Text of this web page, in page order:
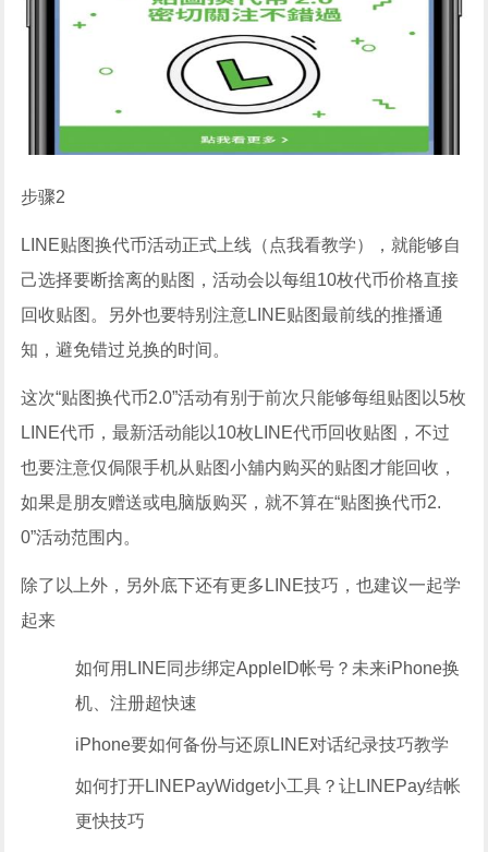
步骤2
LINE贴图换代币活动正式上线（点我看教学），就能够自
己选择要断捨离的贴图，活动会以每组10枚代币价格直接
回收贴图。另外也要特别注意LINE贴图最前线的推播通
知，避免错过兑换的时间。
这次“贴图换代币2.0”活动有别于前次只能够每组贴图以5枚
LINE代币，最新活动能以10枚LINE代币回收贴图，不过
也要注意仅侷限手机从贴图小舖内购买的贴图才能回收，
如果是朋友赠送或电脑版购买，就不算在“贴图换代币2.
0”活动范围内。
除了以上外，另外底下还有更多LINE技巧，也建议一起学
起来
如何用LINE同步绑定AppleID帐号？未来iPhone换
机、注册超快速
iPhone要如何备份与还原LINE对话纪录技巧教学
如何打开LINEPayWidget小工具？让LINEPay结帐
更快技巧